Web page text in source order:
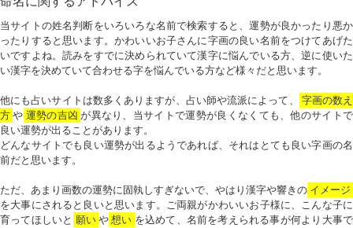
当サイトの姓名判断をいろいろな名前で検索すると、運勢が良かったり悪か
ったりすると思います。かわいいお子さんに字画の良い名前をつけてあげた
いですよね。読みをすでに決められていて漢字に悩んでいる方、逆に使いた
い漢字を決めていて合わせる字を悩んでいる方など様々だと思います。
他にも占いサイトは数多くありますが、占い師や流派によって、
字画の数え
方 や 運勢の吉凶 が異なり、当サイトで運勢が良くなくても、他のサイトで
良い運勢が出ることがあります。
どんなサイトでも良い運勢が出るようであれば、それはとても良い字画の名
前だと思います。
ただ、あまり画数の運勢に固執しすぎないで、やはり漢字や響きの イメージ
を大事にされると良いと思います。ご両親がかわいいお子様に、こんな子に
育ってほしいと 願い や 想い を込めて、名前を考えられる事が何より大事で